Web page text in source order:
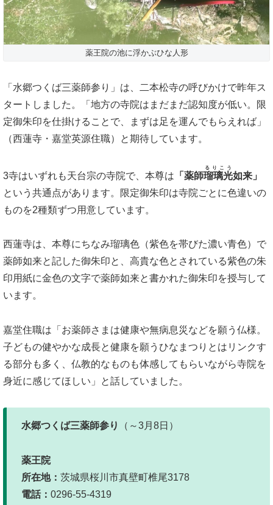
薬王院の池に浮かぶひな人形
「水郷つくば三薬師参り」は、二本松寺の呼びかけで昨年ス
タートしました。「地方の寺院はまだまだ認知度が低い。限
定御朱印を仕掛けることで、まずは足を運んでもらえれば」
（西蓮寺・嘉堂英源住職）と期待しています。
3寺はいずれも天台宗の寺院で、本尊は 「薬師瑠璃光
るりこう
如来」
という共通点があります。限定御朱印は寺院ごとに色違いの
ものを2種類ずつ用意しています。
西蓮寺は、本尊にちなみ瑠璃色（紫色を帯びた濃い青色）で
薬師如来と記した御朱印と、高貴な色とされている紫色の朱
印用紙に金色の文字で薬師如来と書かれた御朱印を授与して
います。
嘉堂住職は「お薬師さまは健康や無病息災などを願う仏様。
子どもの健やかな成長と健康を願うひなまつりとはリンクす
る部分も多く、仏教的なものも体感してもらいながら寺院を
身近に感じてほしい」と話していました。
水郷つくば三薬師参り （～3月8日）
薬王院
所在地： 茨城県桜川市真壁町椎尾3178
電話： 0296-55-4319